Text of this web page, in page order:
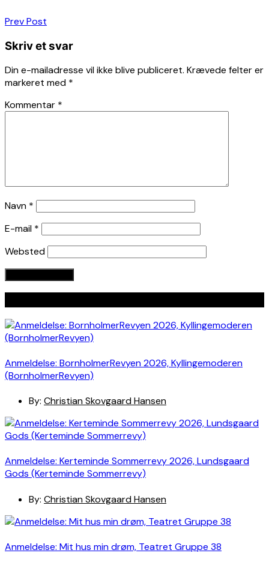
Indlægsnavigation
Prev Post
Skriv et svar
Din e-mailadresse vil ikke blive publiceret. Krævede felter er
markeret med *
Kommentar *
Navn *
E-mail *
Websted
Anmeldelse: BornholmerRevyen 2026, Kyllingemoderen
(BornholmerRevyen)
By: Christian Skovgaard Hansen
Anmeldelse: Kerteminde Sommerrevy 2026, Lundsgaard
Gods (Kerteminde Sommerrevy)
By: Christian Skovgaard Hansen
Anmeldelse: Mit hus min drøm, Teatret Gruppe 38